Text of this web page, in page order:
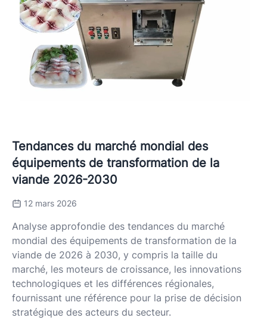
Tendances du marché mondial des
équipements de transformation de la
viande 2026-2030
12 mars 2026
Analyse approfondie des tendances du marché
mondial des équipements de transformation de la
viande de 2026 à 2030, y compris la taille du
marché, les moteurs de croissance, les innovations
technologiques et les différences régionales,
fournissant une référence pour la prise de décision
stratégique des acteurs du secteur.